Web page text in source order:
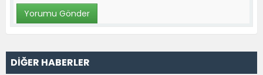
DİĞER HABERLER